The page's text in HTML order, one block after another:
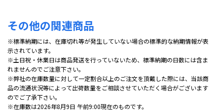
その他の関連商品
※標準納期には、在庫切れ等が発生していない場合の標準的な納期情報が表
示されています。
※土日祝・休業日は商品発送を行っていないため、標準納期の日数には含ま
れませんのでご注意下さい。
※弊社の在庫数量に対して一定割合以上のご注文を頂戴した際には、当該商
品の流通状況等によって出荷数量をご相談させていただく場合がございます
のでご了承下さい。
※在庫数は2026年8月9日 午前9:00現在のものです。